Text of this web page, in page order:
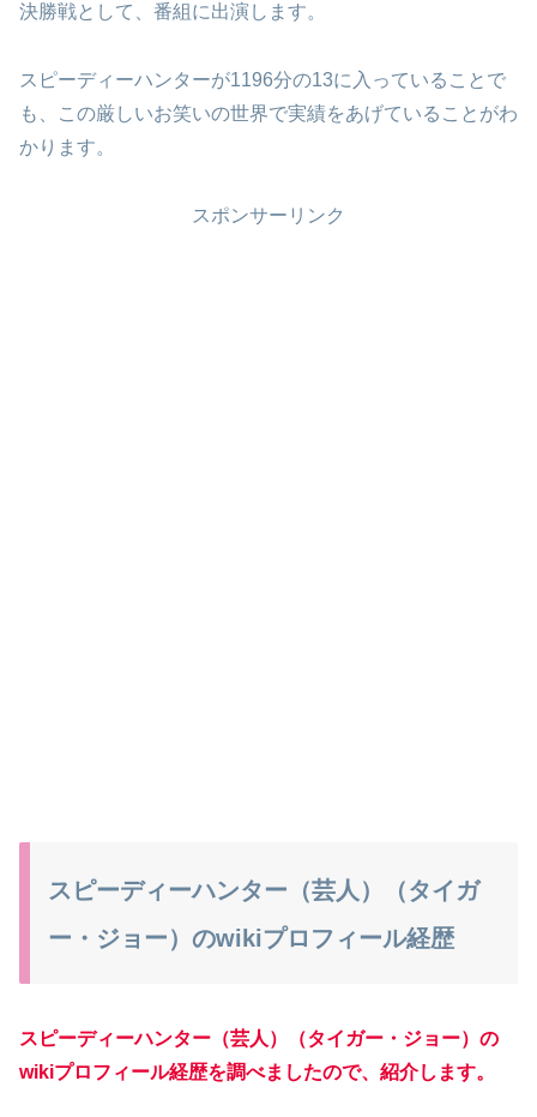
決勝戦として、番組に出演します。
スピーディーハンターが1196分の13に入っていることで
も、この厳しいお笑いの世界で実績をあげていることがわ
かります。
スポンサーリンク
スピーディーハンター（芸人）（タイガ
ー・ジョー）のwikiプロフィール経歴
スピーディーハンター（芸人）（タイガー・ジョー）の
wikiプロフィール経歴を調べましたので、紹介します。